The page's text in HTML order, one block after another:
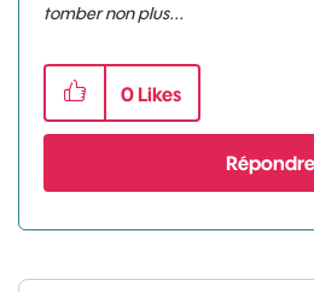
tomber non plus...
0 Likes
Répondre